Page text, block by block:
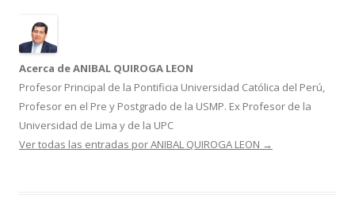
o
k
Acerca de ANIBAL QUIROGA LEON
Profesor Principal de la Pontificia Universidad Católica del Perú,
Profesor en el Pre y Postgrado de la USMP. Ex Profesor de la
Universidad de Lima y de la UPC
Ver todas las entradas por ANIBAL QUIROGA LEON →